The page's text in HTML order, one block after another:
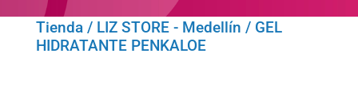
Tienda/ LIZ STORE - Medellín / GEL
HIDRATANTE PENKALOE